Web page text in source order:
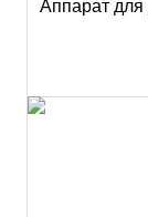
Аппарат для